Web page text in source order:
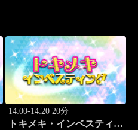
14:00-14:20 20分
トキメキ・インベスティン